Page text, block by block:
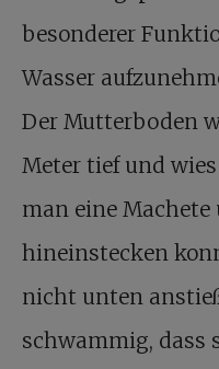
besonderer
Wasser
Der Mutterboden
Meter tief und wies
man eine
hineinstecken
nicht unten
schwammig, dass